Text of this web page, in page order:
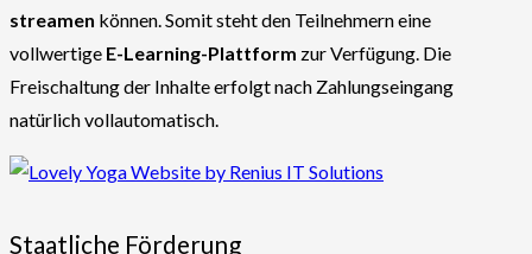
streamen können. Somit steht den Teilnehmern eine
vollwertige E-Learning-Plattform zur Verfügung. Die
Freischaltung der Inhalte erfolgt nach Zahlungseingang
natürlich vollautomatisch.
Staatliche Förderung